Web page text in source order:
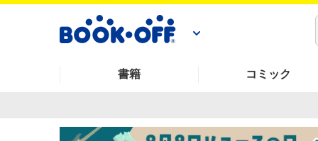
書籍 コミック